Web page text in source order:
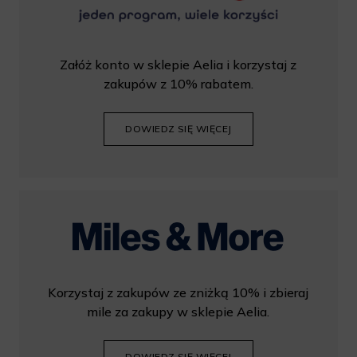
Załóż konto w sklepie Aelia i korzystaj z
zakupów z 10% rabatem.
DOWIEDZ SIĘ WIĘCEJ
Korzystaj z zakupów ze zniżką 10% i zbieraj
mile za zakupy w sklepie Aelia.